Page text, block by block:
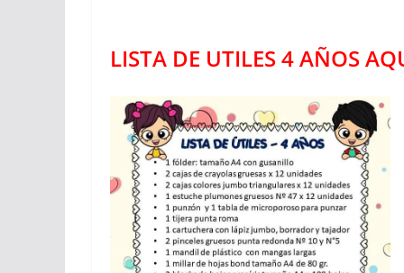
LISTA DE UTILES 4 AÑOS